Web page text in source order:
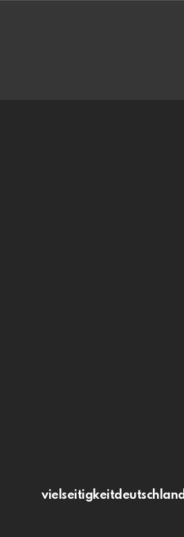
vielseitigkeitdeutschland